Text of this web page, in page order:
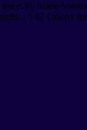
#0 /home/
...') #2 {main}